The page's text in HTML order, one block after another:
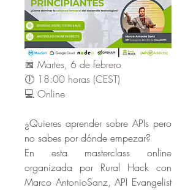
📅 Martes, 6 de febrero
🕕 18:00 horas (CEST)
💻 Online
¿Quieres aprender sobre APIs pero
no sabes por dónde empezar?
En esta masterclass online
organizada por Rural Hack con
Marco AntonioSanz, API Evangelist